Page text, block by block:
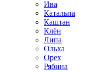
Ива
Катальпа
Каштан
Клён
Липа
Ольха
Орех
Рябина